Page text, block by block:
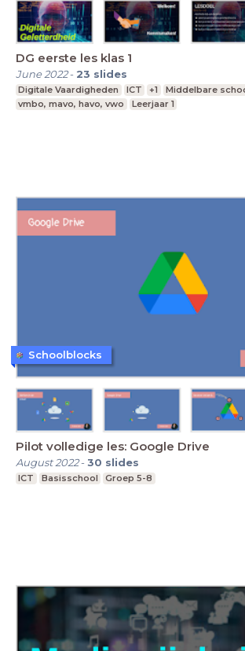
DG eerste les klas 1
June 2022- 23 slides
Digitale Vaardigheden ICT +1
Middelbare
vmbo, mavo, havo, vwo
Leerjaar 1
Pilot volledige les: Google Drive
August 2022-30 slides
ICT Basisschool Groep 5-8
Schoolblocks